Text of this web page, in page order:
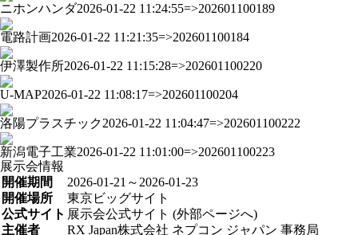
ニホンハンダ2026-01-22 11:24:55=>202601100189
電路計画2026-01-22 11:21:35=>202601100184
伊澤製作所2026-01-22 11:15:28=>202601100220
U-MAP2026-01-22 11:08:17=>202601100204
洛陽プラスチック2026-01-22 11:04:47=>202601100222
新潟電子工業2026-01-22 11:01:00=>202601100223
展示会情報
開催期間
2026-01-21～2026-01-23
開催場所
東京ビッグサイト
公式サイト 展示会公式サイト (外部ページへ)
主催者
RX Japan株式会社 ネプコン ジャパン 事務局